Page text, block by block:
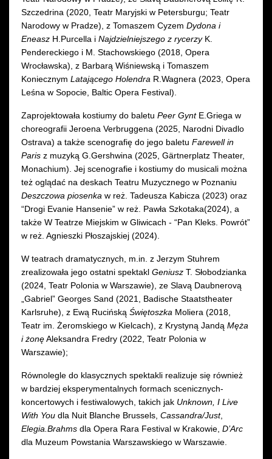
Szczedrina (2020, Teatr Maryjski w Petersburgu; Teatr
Narodowy w Pradze), z Tomaszem Cyzem Dydona i
Eneasz H.Purcella i Najdzielniejszego z rycerzyK.
Pendereckiego i M. Stachowskiego (2018, Opera
Wrocławska), z Barbarą Wiśniewską i Tomaszem
Koniecznym Latającego Holendra R.Wagnera (2023, Opera
Leśna w Sopocie, Baltic Opera Festival).
Zaprojektowała kostiumy do baletu Peer GyntE.Griega w
choreografii Jeroena Verbruggena (2025, Narodni Divadlo
Ostrava) a także scenografię do jego baletu Farewell in
Paris z muzyką G.Gershwina (2025, Gärtnerplatz Theater,
Monachium). Jej scenografie i kostiumy do musicali można
też oglądać na deskach Teatru Muzycznego w Poznaniu
Deszczowa piosenka w reż. Tadeusza Kabicza (2023) oraz
“Drogi Evanie Hansenie” w reż. Pawła Szkotaka(2024), a
także W Teatrze Miejskim w Gliwicach - “Pan Kleks. Powrót”
w reż. Agnieszki Płoszajskiej (2024).
W teatrach dramatycznych, m.in. z Jerzym Stuhrem
zrealizowała jego ostatni spektakl Geniusz T. Słobodzianka
(2024, Teatr Polonia w Warszawie), ze Slavą Daubnerovą
„Gabriel” Georges Sand (2021, Badische Staatstheater
Karlsruhe), z Ewą Rucińską Świętoszka Moliera (2018,
Teatr im. Żeromskiego w Kielcach), z Krystyną Jandą Męża
i żonęAleksandra Fredry (2022, Teatr Polonia w
Warszawie);
Równolegle do klasycznych spektakli realizuje się również
w bardziej eksperymentalnych formach scenicznych-
koncertowych i festiwalowych, takich jak Unknown, I Live
With You dla Nuit Blanche Brussels, Cassandra/Just,
Elegia.Brahms dla Opera Rara Festival w Krakowie, D’Arc
dla Muzeum Powstania Warszawskiego w Warszawie.